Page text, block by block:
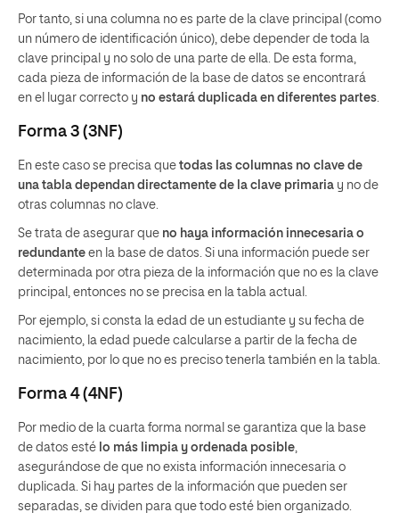
Por tanto, si una columna no es parte de la clave principal (como
un número de identificación único), debe depender de toda la
clave principal y no solo de una parte de ella. De esta forma,
cada pieza de información de la base de datos se encontrará
en el lugar correcto y no estará duplicada en diferentes partes.
Forma 3 (3NF)
En este caso se precisa que todas las columnas no clave de
una tabla dependan directamente de la clave primaria y no de
otras columnas no clave.
Se trata de asegurar que no haya información innecesaria o
redundante en la base de datos. Si una información puede ser
determinada por otra pieza de la información que no es la clave
principal, entonces no se precisa en la tabla actual.
Por ejemplo, si consta la edad de un estudiante y su fecha de
nacimiento, la edad puede calcularse a partir de la fecha de
nacimiento, por lo que no es preciso tenerla también en la tabla.
Forma 4 (4NF)
Por medio de la cuarta forma normal se garantiza que la base
de datos esté lo más limpia y ordenada posible,
asegurándose de que no exista información innecesaria o
duplicada. Si hay partes de la información que pueden ser
separadas, se dividen para que todo esté bien organizado.